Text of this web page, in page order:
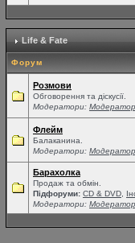
Life & Fate
Форум
Розмови
Обговорення та діскусії.
Модератори:
Флейм
Балаканина.
Модератори:
Барахолка
Продаж та обмін.
Підфоруми: СD & DVD
Модератори: